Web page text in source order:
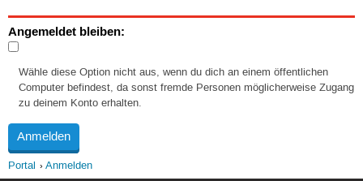
Angemeldet bleiben:
Wähle diese Option nicht aus, wenn du dich an einem öffentlichen
Computer befindest, da sonst fremde Personen möglicherweise Zugang
zu deinem Konto erhalten.
Portal Anmelden